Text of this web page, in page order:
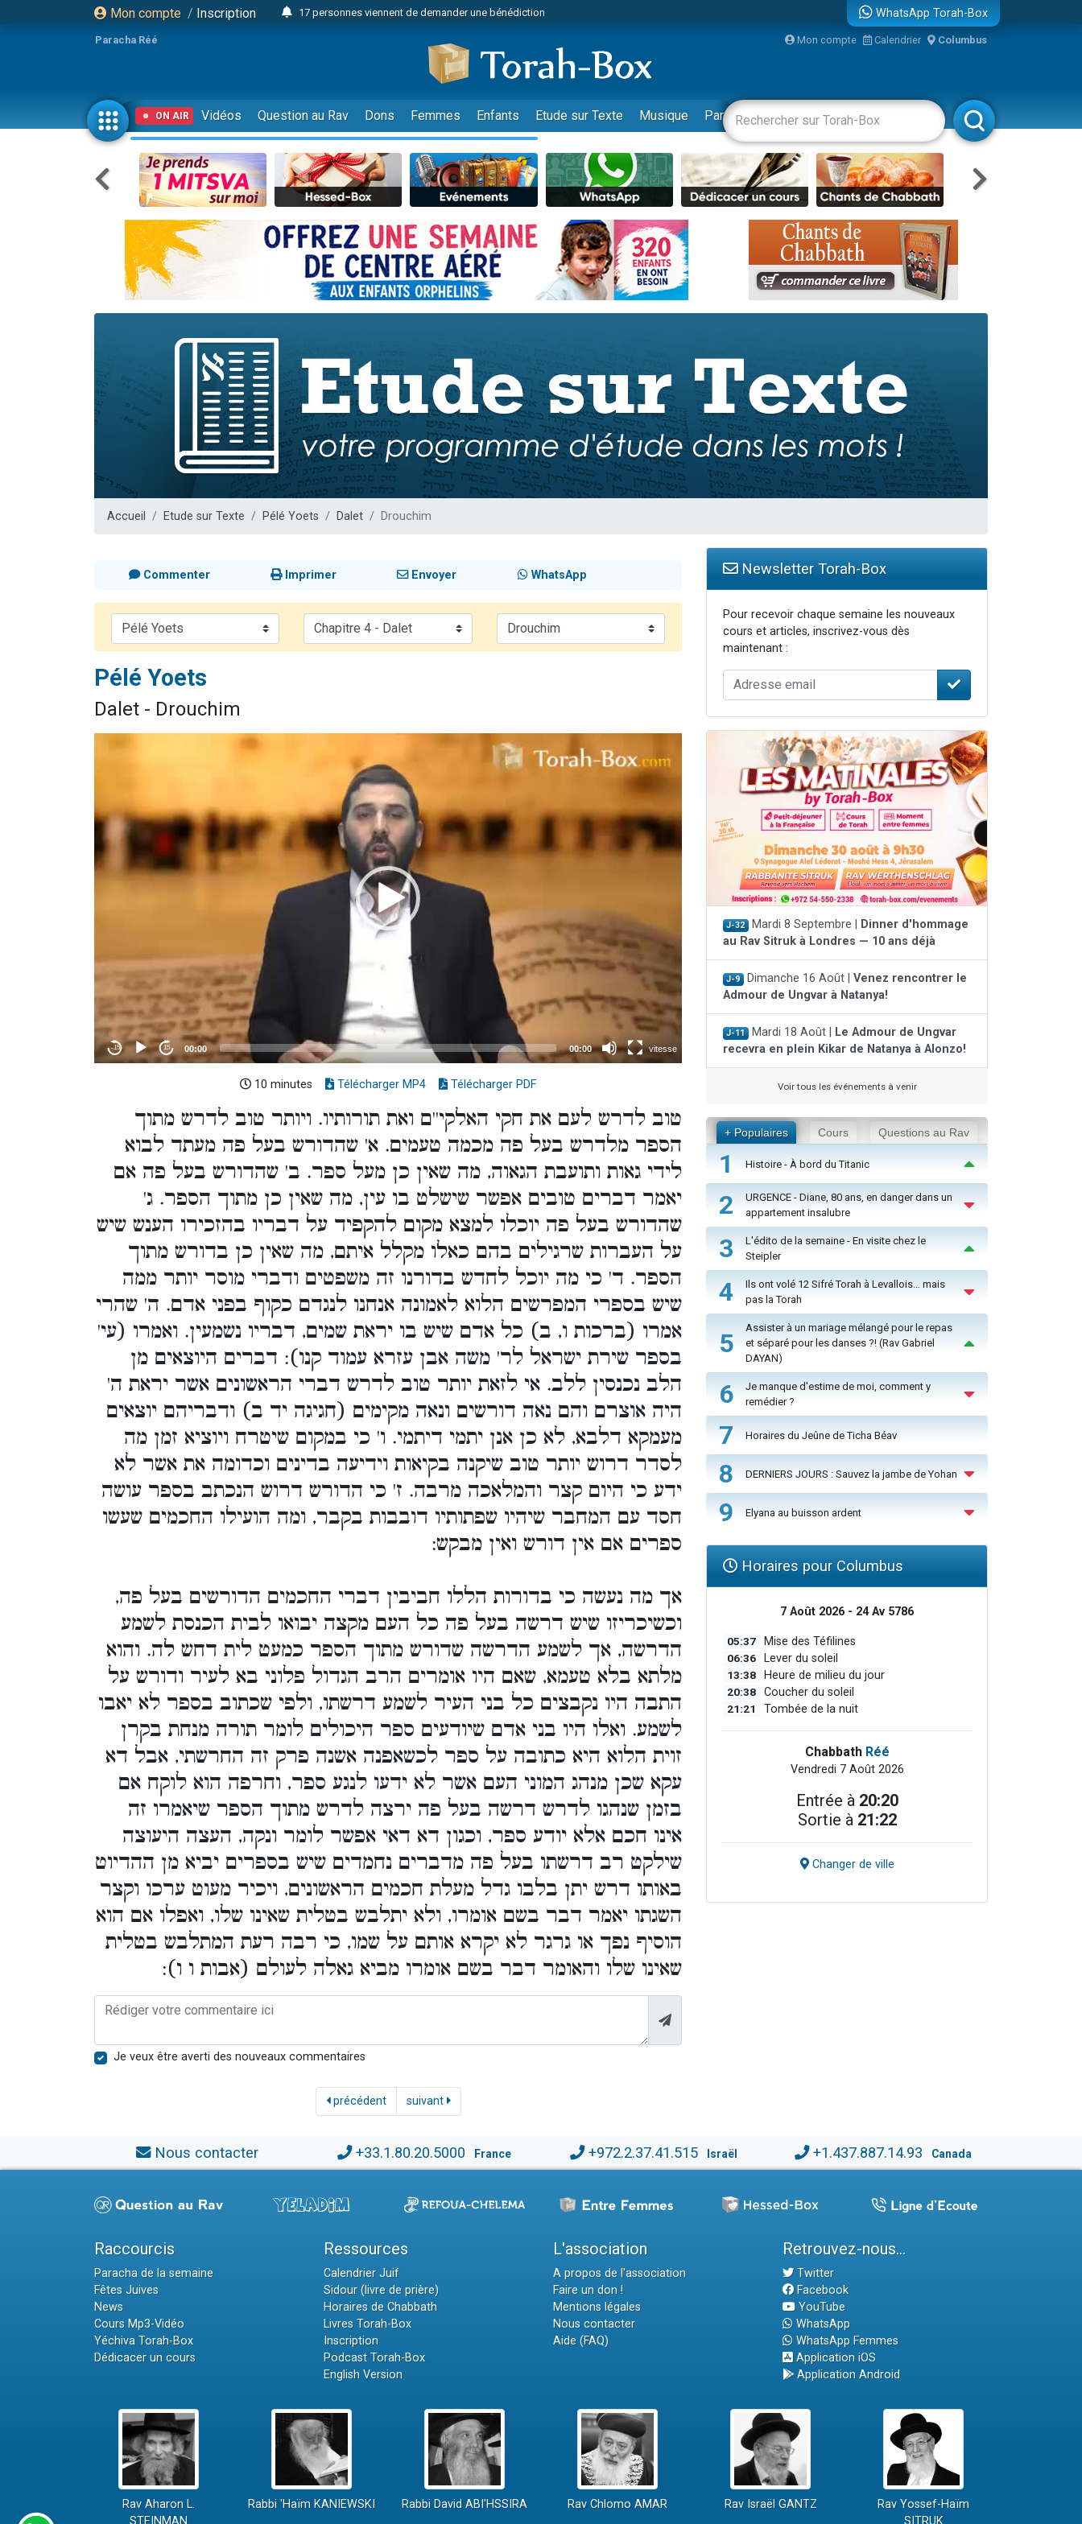
Mon compte / Inscription
17 personnes viennent de demander une bénédiction
23 personnes viennent de faire un don pour Diane, 80 ans, dans un appartement insalubre
Eva vient de donner son Maasser
4 personnes viennent de nous rejoindre sur WhatsApp
3 personnes viennent de nous rejoindre sur WhatsApp
Odaya vient de donner son Maasser
3 personnes viennent de faire un don pour 5 jours de vacances aux Orphelins
2 personnes viennent de nous rejoindre sur WhatsApp
13 personnes viennent de demander une bénédiction
Il reste 49 places pour étudier en groupe sur Zoom
30 personnes viennent de faire un don pour Sauvez la jambe de Yohan
12 nouvelles musiques dans Torah-Box Music
3 personnes viennent de nous rejoindre sur WhatsApp
2 nouvelles musiques dans Torah-Box Music
8 personnes viennent de faire un don pour Tsédaka : pauvres d'Israel
Nouvelle émission radio : Visions de grandeur n°104 : Le Chabbath et le Birkat Hamazone à travers le temps
4 personnes viennent de nous rejoindre sur WhatsApp
WhatsApp Torah-Box
Paracha Réé Mon compte Calendrier Columbus
ON AIR Vidéos Question au Rav Dons Femmes Enfants Etude sur Texte Musique Paracha Divertissements Livres Rabbanim
Accueil Etude sur Texte Pélé Yoets Dalet Drouchim
Commenter Imprimer Envoyer WhatsApp
Pélé Yoets
Dalet - Drouchim
10 minutes Télécharger MP4 Télécharger PDF
טוב לדרש לעם את חקי האלקי''ם ואת תורותיו. ויותר טוב לדרש מתוך
הספר מלדרש בעל פה מכמה טעמים. א' שהדורש בעל פה מעתד לבוא
לידי גאות ותועבת הגאוה, מה שאין כן מעל ספר. ב' שהדורש בעל פה אם
יאמר דברים טובים אפשר שישלט בו עין, מה שאין כן מתוך הספר. ג'
שהדורש בעל פה יוכלו למצא מקום להקפיד על דבריו בהזכירו הענש שיש
על העברות שרגילים בהם כאלו מקלל איתם, מה שאין כן בדורש מתוך
הספר. ד' כי מה יוכל לחדש בדורנו זה משפטים ודברי מוסר יותר ממה
שיש בספרי המפרשים הלוא לאמונה אנחנו לנגדם כקוף בפני אדם. ה' שהרי
אמרו (ברכות ו, ב) כל אדם שיש בו יראת שמים, דבריו נשמעין. ואמרו (עי'
בספר שירת ישראל לר' משה אבן עזרא עמוד קנו): דברים היוצאים מן
הלב נכנסין ללב. אי לזאת יותר טוב לדרש דברי הראשונים אשר יראת ה'
היה אוצרם והם נאה דורשים ונאה מקימים (חגיגה יד ב) ודבריהם יוצאים
מעמקא דלבא, לא כן אנן יתמי דיתמי. ו' כי במקום שיטרח ויוציא זמן מה
לסדר דרוש יותר טוב שיקנה בקיאות וידיעה בדינים וכדומה את אשר לא
ידע כי היום קצר והמלאכה מרבה. ז' כי הדורש דרוש הנכתב בספר עושה
חסד עם המחבר שיהיו שפתותיו דובבות בקבר, ומה הועילו החכמים שעשו
ספרים אם אין דורש ואין מבקש:
אך מה נעשה כי בדורות הללו חביבין דברי החכמים הדורשים בעל פה,
וכשיכריזו שיש דרשה בעל פה כל העם מקצה יבואו לבית הכנסת לשמע
הדרשה, אך לשמע הדרשה שדורש מתוך הספר כמעט לית דחש לה. והוא
מלתא בלא טעמא, שאם היו אומרים הרב הגדול פלוני בא לעיר ודורש על
התבה היו נקבצים כל בני העיר לשמע דרשתו, ולפי שכתוב בספר לא יאבו
לשמע. ואלו היו בני אדם שיודעים ספר היכולים לומר תורה מנחת בקרן
זוית הלוא היא כתובה על ספר לכשאפנה אשנה פרק זה החרשתי, אבל דא
עקא שכן מנהג המוני העם אשר לא ידעו לנגע ספר, וחרפה הוא לוקח אם
בזמן שנהגו לדרש דרשה בעל פה ירצה לדרש מתוך הספר שיאמרו זה
אינו חכם אלא יודע ספר, וכגון דא דאי אפשר לומר ונקה, העצה היעוצה
שילקט רב דרשתו בעל פה מדברים נחמדים שיש בספרים יביא מן ההדיוט
באותו דרש יתן בלבו גדל מעלת חכמים הראשונים, ויכיר מעוט ערכו וקצר
השגתו יאמר דבר בשם אומרו, ולא יתלבש בטלית שאינו שלו, ואפלו אם הוא
הוסיף נפך או גרגר לא יקרא אותם על שמו, כי רבה רעת המתלבש בטלית
שאינו שלו והאומר דבר בשם אומרו מביא גאלה לעולם (אבות ו ו):
Je veux être averti des nouveaux commentaires
précédent suivant
Newsletter Torah-Box
Pour recevoir chaque semaine les nouveaux
cours et articles, inscrivez-vous dès
maintenant :
J-32 Mardi 8 Septembre |
Dinner d'hommage
au Rav Sitruk à Londres — 10 ans déjà
J-9 Dimanche 16 Août | Venez rencontrer le
Admour de Ungvar à Natanya!
J-11 Mardi 18 Août |
Le Admour de Ungvar
recevra en plein Kikar de Natanya à Alonzo!
Voir tous les événements à venir
+ Populaires Cours Questions au Rav
1 Histoire - À bord du Titanic
2
URGENCE - Diane, 80 ans, en danger dans un
appartement insalubre
3
L'édito de la semaine - En visite chez le
Steipler
4
Ils ont volé 12 Sifré Torah à Levallois… mais
pas la Torah
5
Assister à un mariage mélangé pour le repas
et séparé pour les danses ?! (Rav Gabriel
DAYAN)
6
Je manque d'estime de moi, comment y
remédier ?
7 Horaires du Jeûne de Ticha Béav
8 DERNIERS JOURS : Sauvez la jambe de Yohan
9 Elyana au buisson ardent
Horaires pour Columbus
7 Août 2026 - 24 Av 5786
05:37 Mise des Téfilines
06:36 Lever du soleil
13:38 Heure de milieu du jour
20:38 Coucher du soleil
21:21 Tombée de la nuit
Chabbath Réé
Vendredi 7 Août 2026
Entrée à 20:20
Sortie à 21:22
Changer de ville
Nous contacter +33.1.80.20.5000 France +972.2.37.41.515 Israël +1.437.887.14.93 Canada
Raccourcis
Paracha de la semaine
Fêtes Juives
News
Cours Mp3-Vidéo
Yéchiva Torah-Box
Dédicacer un cours
Ressources
Calendrier Juif
Sidour (livre de prière)
Horaires de Chabbath
Livres Torah-Box
Inscription
Podcast Torah-Box
English Version
L'association
A propos de l'association
Faire un don !
Mentions légales
Nous contacter
Aide (FAQ)
Retrouvez-nous...
Twitter
Facebook
YouTube
WhatsApp
WhatsApp Femmes
Application iOS
Application Android
Rav Aharon L.
STEINMAN
Rabbi 'Haïm KANIEWSKI Rabbi David ABI'HSSIRA Rav Chlomo AMAR Rav Israël GANTZ
Rav Yossef-Haïm
SITRUK